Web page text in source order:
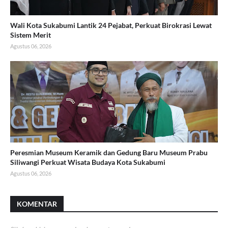
Wali Kota Sukabumi Lantik 24 Pejabat, Perkuat Birokrasi Lewat
Sistem Merit
Agustus 06, 2026
Peresmian Museum Keramik dan Gedung Baru Museum Prabu
Siliwangi Perkuat Wisata Budaya Kota Sukabumi
Agustus 06, 2026
KOMENTAR